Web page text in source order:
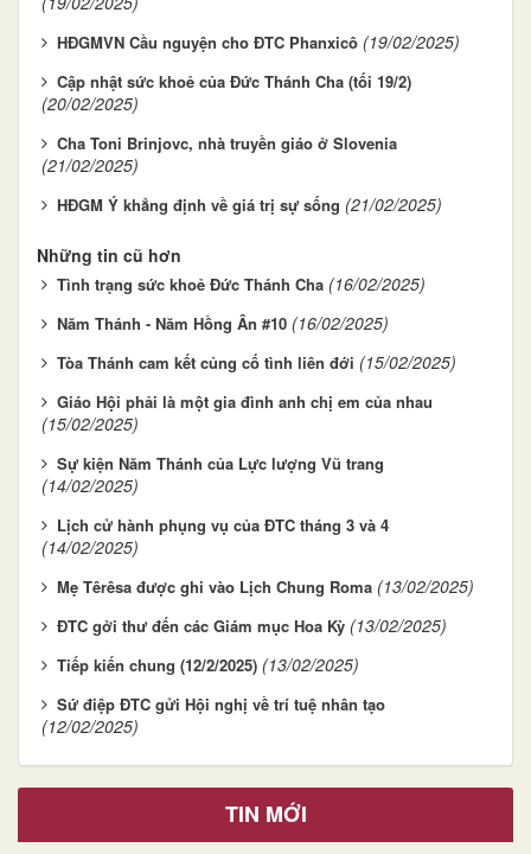
HĐGMVN Cầu nguyện cho ĐTC Phanxicô (19/02/2025)
Cập nhật sức khoẻ của Đức Thánh Cha (tối 19/2)
(20/02/2025)
Cha Toni Brinjovc, nhà truyền giáo ở Slovenia
(21/02/2025)
HĐGM Ý khẳng định về giá trị sự sống (21/02/2025)
Những tin cũ hơn
Tình trạng sức khoẻ Đức Thánh Cha (16/02/2025)
Năm Thánh - Năm Hồng Ân #10 (16/02/2025)
Tòa Thánh cam kết củng cố tình liên đới (15/02/2025)
Giáo Hội phải là một gia đình anh chị em của nhau
(15/02/2025)
Sự kiện Năm Thánh của Lực lượng Vũ trang
(14/02/2025)
Lịch cử hành phụng vụ của ĐTC tháng 3 và 4
(14/02/2025)
Mẹ Têrêsa được ghi vào Lịch Chung Roma (13/02/2025)
ĐTC gởi thư đến các Giám mục Hoa Kỳ (13/02/2025)
Tiếp kiến chung (12/2/2025) (13/02/2025)
Sứ điệp ĐTC gửi Hội nghị về trí tuệ nhân tạo
(12/02/2025)
TIN MỚI